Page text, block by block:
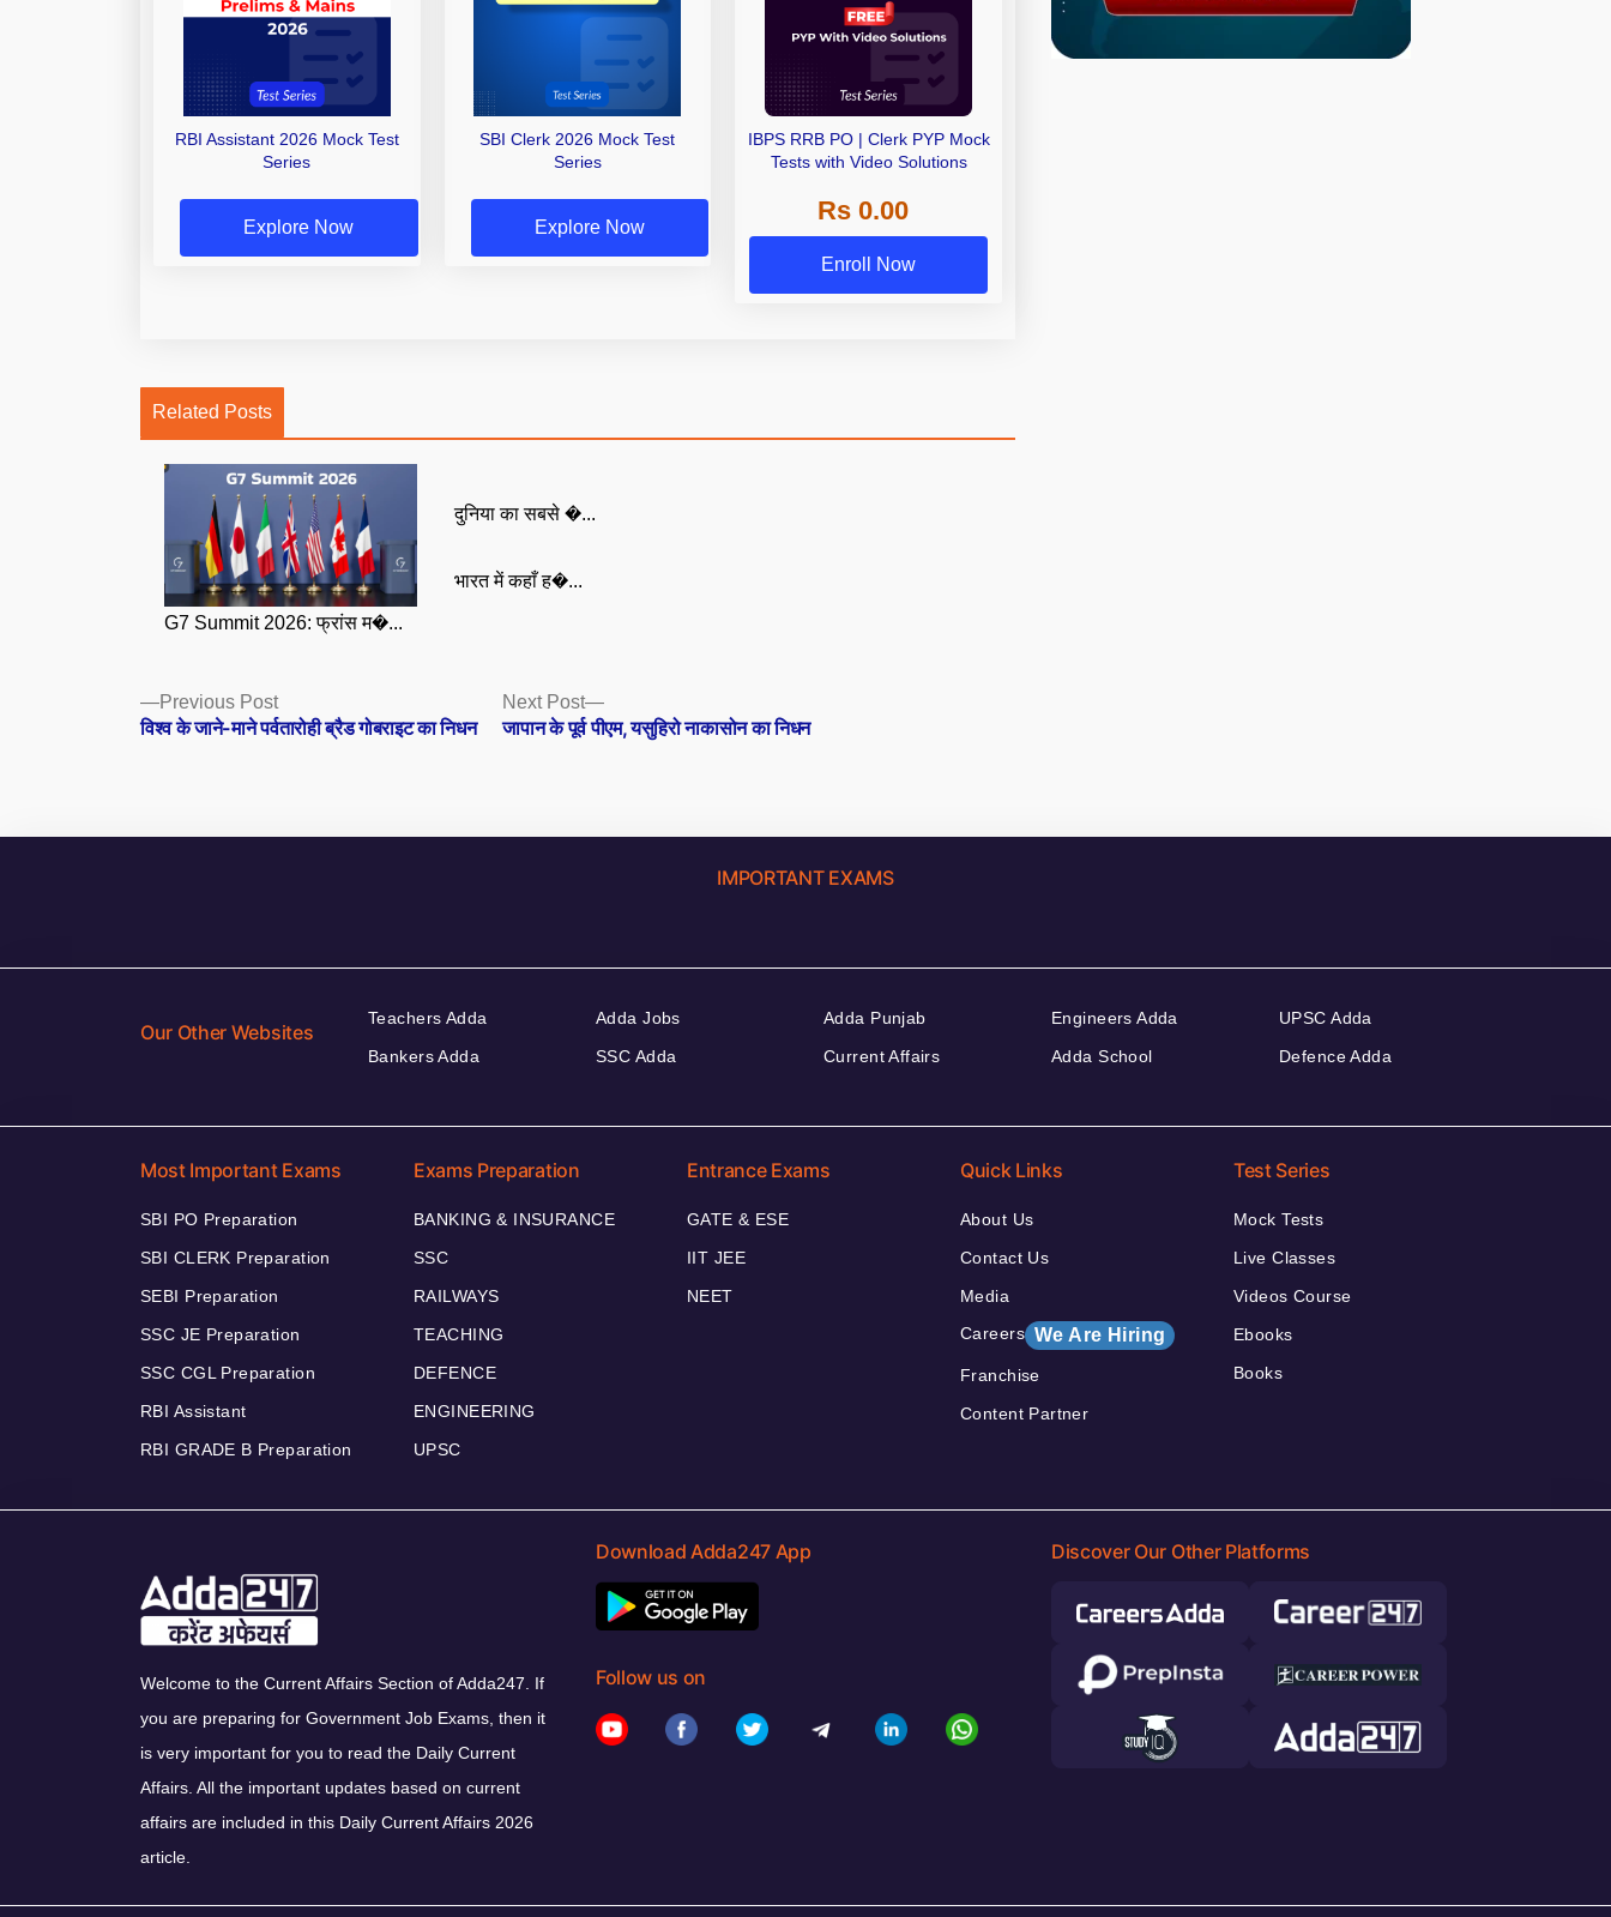
RBI Assistant 2026 Mock Test
Series
Explore Now
SBI Clerk 2026 Mock Test
Series
Explore Now
IBPS RRB PO | Clerk PYP Mock
Tests with Video Solutions
Rs 0.00
Enroll Now
Related Posts
G7 Summit 2026: फ्रांस म�...
दुनिया का सबसे �...
भारत में कहाँ ह�...
Posts
navigation
Previous PostPrevious
post:
विश्व के जाने-माने पर्वतारोही ब्रैड गोबराइट का निधन
Next Post
Next
post:
जापान के पूर्व पीएम, यसुहिरो नाकासोन का निधन
IMPORTANT EXAMS
Our Other Websites
Teachers Adda
Bankers Adda
Adda Jobs
SSC Adda
Adda Punjab
Current Affairs
Engineers Adda
Adda School
UPSC Adda
Defence Adda
Most Important Exams
SBI PO Preparation
SBI CLERK Preparation
SEBI Preparation
SSC JE Preparation
SSC CGL Preparation
RBI Assistant
RBI GRADE B Preparation
Exams Preparation
BANKING & INSURANCE
SSC
RAILWAYS
TEACHING
DEFENCE
ENGINEERING
UPSC
Entrance Exams
GATE & ESE
IIT JEE
NEET
Quick Links
About Us
Contact Us
Media
Careers We Are Hiring
Franchise
Content Partner
Test Series
Mock Tests
Live Classes
Videos Course
Ebooks
Books
Welcome to the Current Affairs Section of Adda247. If
you are preparing for Government Job Exams, then it
is very important for you to read the Daily Current
Affairs. All the important updates based on current
affairs are included in this Daily Current Affairs 2026
article.
Download Adda247 App
Follow us on
Discover Our Other Platforms